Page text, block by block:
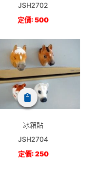
JSH2702
定價: 500
冰箱貼
JSH2704
定價: 250